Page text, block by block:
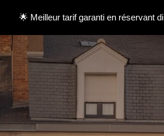
🌟 Meilleur tarif garanti en réservant